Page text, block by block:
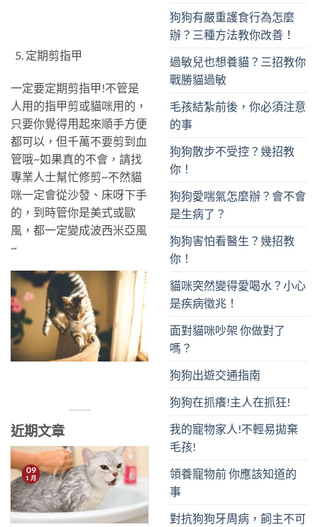
定期剪指甲
一定要定期剪指甲!不管是
人用的指甲剪或貓咪用的，
只要你覺得用起來順手方便
都可以，但千萬不要剪到血
管哦~如果真的不會，請找
專業人士幫忙修剪~不然貓
咪一定會從沙發、床呀下手
的，到時管你是美式或歐
風，都一定變成波西米亞風
~
近期文章
09
1 月
狗狗有嚴重護食行為怎麼
辦？三種方法教你改善！
過敏兒也想養貓？三招教你
戰勝貓過敏
毛孩結紮前後，你必須注意
的事
狗狗散步不受控？幾招教
你！
狗狗愛喘氣怎麼辦？會不會
是生病了？
狗狗害怕看醫生？幾招教
你！
貓咪突然變得愛喝水？小心
是疾病徵兆！
面對貓咪吵架 你做對了
嗎？
狗狗出遊交通指南
狗狗在抓癢!主人在抓狂!
我的寵物家人!不輕易拋棄
毛孩!
領養寵物前 你應該知道的
事
對抗狗狗牙周病，飼主不可